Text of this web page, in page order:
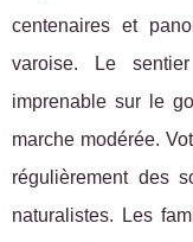
centenaires et
varoise. Le
imprenable sur le
marche modérée.
régulièrement des
naturalistes. Les